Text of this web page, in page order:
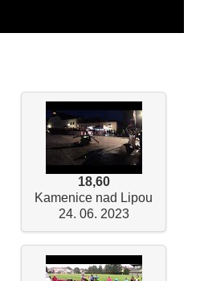
18,60
Kamenice nad Lipou
24. 06. 2023